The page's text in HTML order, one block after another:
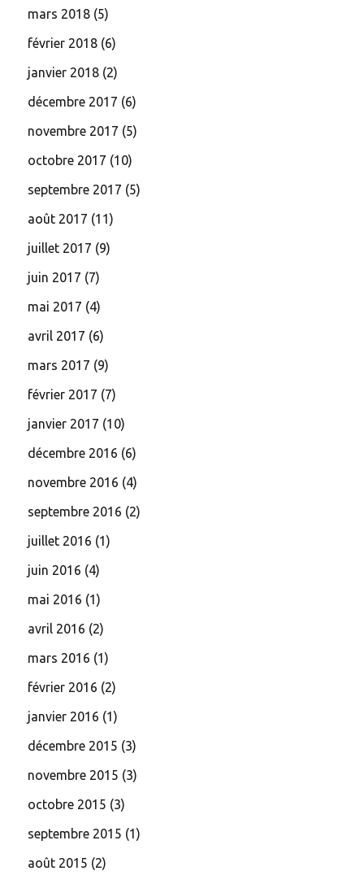
mars 2018 (5)
février 2018 (6)
janvier 2018 (2)
décembre 2017 (6)
novembre 2017 (5)
octobre 2017 (10)
septembre 2017 (5)
août 2017 (11)
juillet 2017 (9)
juin 2017 (7)
mai 2017 (4)
avril 2017 (6)
mars 2017 (9)
février 2017 (7)
janvier 2017 (10)
décembre 2016 (6)
novembre 2016 (4)
septembre 2016 (2)
juillet 2016 (1)
juin 2016 (4)
mai 2016 (1)
avril 2016 (2)
mars 2016 (1)
février 2016 (2)
janvier 2016 (1)
décembre 2015 (3)
novembre 2015 (3)
octobre 2015 (3)
septembre 2015 (1)
août 2015 (2)